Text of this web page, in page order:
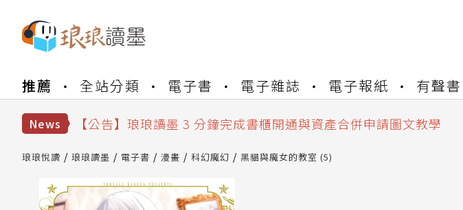
推薦 全站分類 電子書 電子雜誌 電子報紙 有聲書
News
【公告】琅琅讀墨數位閱讀資產合併與書櫃開通申請
【公告】琅琅讀墨 3 分鐘完成書櫃開通與資產合併申請圖文教學
【公告】琅琅讀墨數位閱讀資產合併與書櫃開通申請
琅琅悅讀 琅琅讀墨 電子書 漫畫 科幻魔幻 黑貓與魔女的教室 (5)